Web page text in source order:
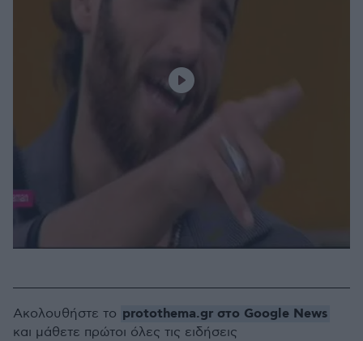
Ακολουθήστε το protothema.gr στο Google News
και μάθετε πρώτοι όλες τις ειδήσεις